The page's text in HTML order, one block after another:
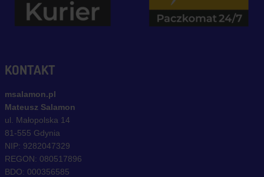
KONTAKT
msalamon.pl
Mateusz Salamon
ul. Małopolska 14
81-555 Gdynia
NIP: 9282047329
REGON: 080517896
BDO: 000356585